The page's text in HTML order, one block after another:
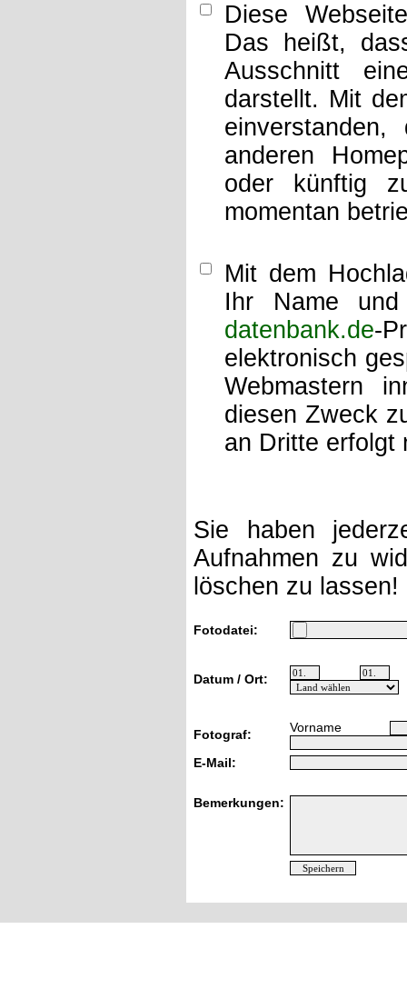
Diese
Das heißt,
Ausschnitt
darstellt. Mit
anderen
oder künftig
momentan
Mit dem
Ihr Name
datenbank.de-
elektronisch
Webmastern
diesen Zweck
an Dritte erfolgt
Sie haben
Aufnahmen zu
löschen zu
Fotodatei:
Datum / Ort:
Fotograf: Vorname
E-Mail:
Bemerkungen: